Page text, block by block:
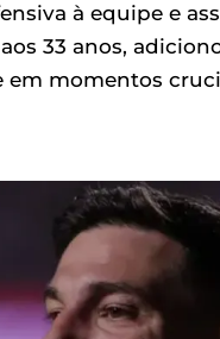
à equipe e
33 anos,
em momentos